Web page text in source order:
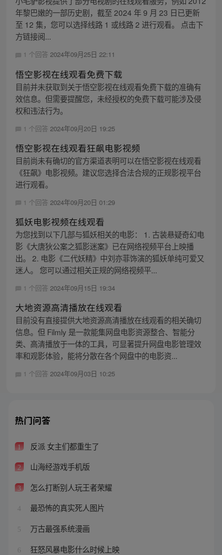
年黎巴嫩的一部历史剧，截至 2024 年 9 月 23 日已更新
至 12 集，您可以选择线路 1 或线路 2 进行观看。 点击下
方链接阅...
1 个回答 2024年09月25日 22:11
悟空影视在线观看免费下载
目前并未获取到关于悟空影视在线观看免费下载的准确有
效信息。但需要提醒您，未经授权的免费下载可能涉及侵
权和违法行为。
1 个回答 2024年09月20日 19:25
悟空影视在线观看狂飙电影视频
目前尚未有确切的官方渠道表明可以在悟空影视在线观看
《狂飙》电影视频。建议您选择合法合规的正规影视平台
进行观看。
1 个回答 2024年09月20日 01:29
狐妖电影视频在线观看
为您找到以下几部与狐妖相关的电影： 1. 古装悬疑奇幻电
影《大唐狄公案之狐影迷案》已在网络视频平台上映播
出。 2. 电影《二代妖精》中刘亦菲饰演的狐妖单纯可爱又
迷人。 您可以通过相关正规的网络视频平...
1 个回答 2024年09月15日 19:34
大地资源高清播放在线观看
目前没有直接提供大地资源高清播放在线观看的相关确切
信息。但 Filmly 是一款能集网盘电影资源整合、智能分
类、高清播放于一体的工具，可显著提升网盘电影管理效
率和观影体验，能将分散在各个网盘中的电影资...
1 个回答 2024年09月03日 10:25
热门问答
1 反派 女主们都重生了
2 山海经游戏手机版
3 怎么打断别人玩王者荣耀
4 最恐怖的真实死人图片
5 万古最强系统漫画
6 狂怒风暴电影什么时候上映